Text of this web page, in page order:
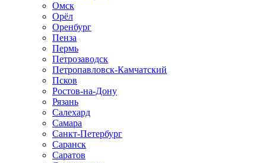
Омск
Орёл
Оренбург
Пенза
Пермь
Петрозаводск
Петропавловск-Камчатский
Псков
Ростов-на-Дону
Рязань
Салехард
Самара
Санкт-Петербург
Саранск
Саратов